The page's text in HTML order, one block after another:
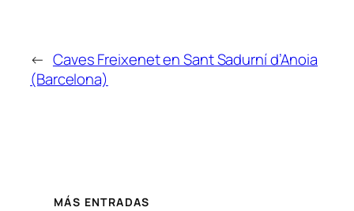
← Caves Freixenet en Sant Sadurní d’Anoia
(Barcelona)
MÁS ENTRADAS